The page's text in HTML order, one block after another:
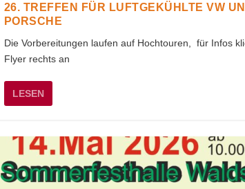
26. TREFFEN FÜR LUFTGEKÜHLTE VW
PORSCHE
Die Vorbereitungen laufen auf Hochtouren, für Infos
Flyer rechts an
LESEN